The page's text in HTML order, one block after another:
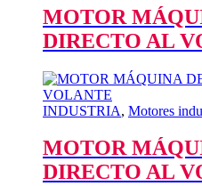
MOTOR
DIRECTO AL
INDUSTRIA, Motores
MOTOR
DIRECTO AL